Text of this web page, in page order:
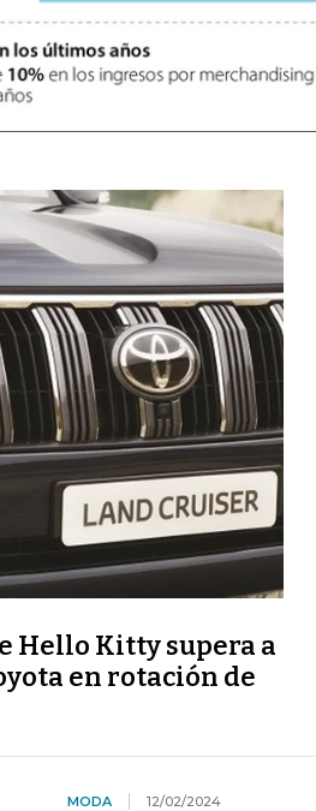
Hello Kitty supera a
en rotación de
MODA 12/02/2024